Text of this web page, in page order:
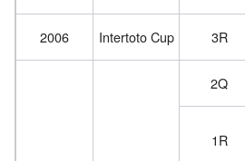
2006 Intertoto Cup 3R
2Q
1R